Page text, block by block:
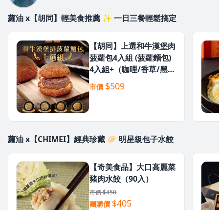
蘿油 x【胡同】輕美食推薦 ✨ 一日三餐輕鬆搞定
【胡同】上選和牛漢堡肉
菠蘿包4入組 (菠蘿麵包)
4入組+（咖哩/香草/黑胡
椒/麻辣）漢堡排 任選4
顆
市價 $509
蘿油 x【CHIMEI】經典珍藏 🥟 明星級包子水餃
【奇美食品】大口高麗菜
豬肉水餃（90入）
市價 $450
團購價 $405